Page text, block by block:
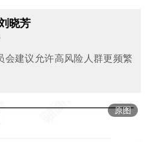
晓芳
会建议允许高风险人群更频繁
原图